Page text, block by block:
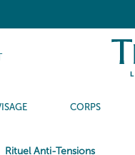
CORPS
Rituel Anti-Tensions